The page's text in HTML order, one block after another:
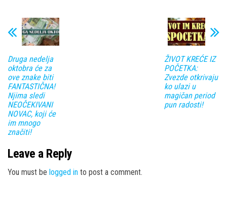
Druga nedelja
oktobra će za
ove znake biti
FANTASTIČNA!
Njima sledi
NEOČEKIVANI
NOVAC, koji će
im mnogo
značiti!
ŽIVOT KREĆE IZ
POČETKA:
Zvezde otkrivaju
ko ulazi u
magičan period
pun radosti!
Leave a Reply
You must be logged in to post a comment.